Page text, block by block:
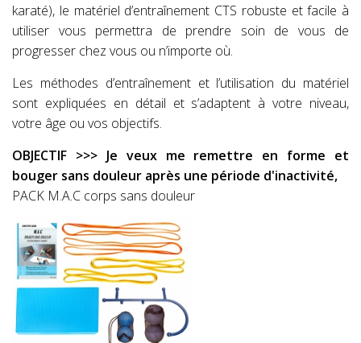
karaté), le matériel d’entraînement CTS robuste et facile à
utiliser vous permettra de prendre soin de vous de
progresser chez vous ou n’importe où.
Les méthodes d’entraînement et l’utilisation du matériel
sont expliquées en détail et s’adaptent à votre niveau,
votre âge ou vos objectifs.
OBJECTIF >>> Je veux me remettre en forme et
bouger sans douleur après une période d'inactivité,
PACK M.A.C corps sans douleur